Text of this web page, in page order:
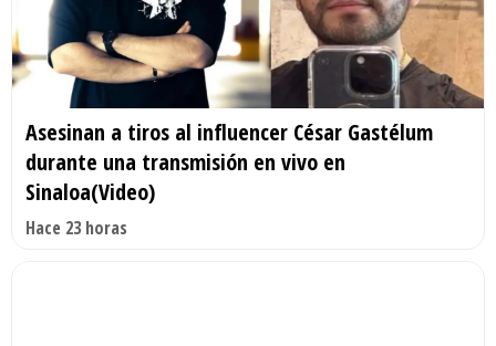
Asesinan a tiros al influencer César Gastélum
durante una transmisión en vivo en
Sinaloa(Video)
Hace 23 horas